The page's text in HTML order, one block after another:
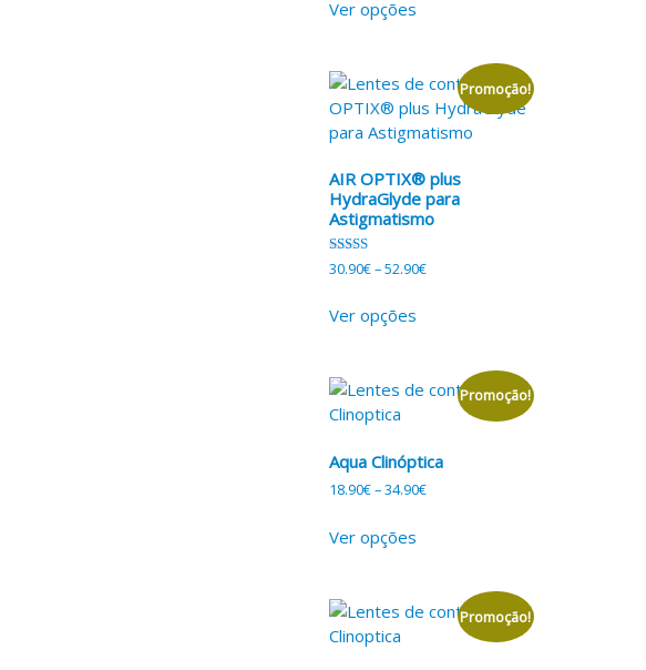
Ver opções
Promoção!
AIR OPTIX® plus
HydraGlyde para
Astigmatismo
Avaliação
5.00
30.90€–52.90€
Ver opções
Promoção!
Aqua Clinóptica
18.90€–34.90€
Ver opções
Promoção!